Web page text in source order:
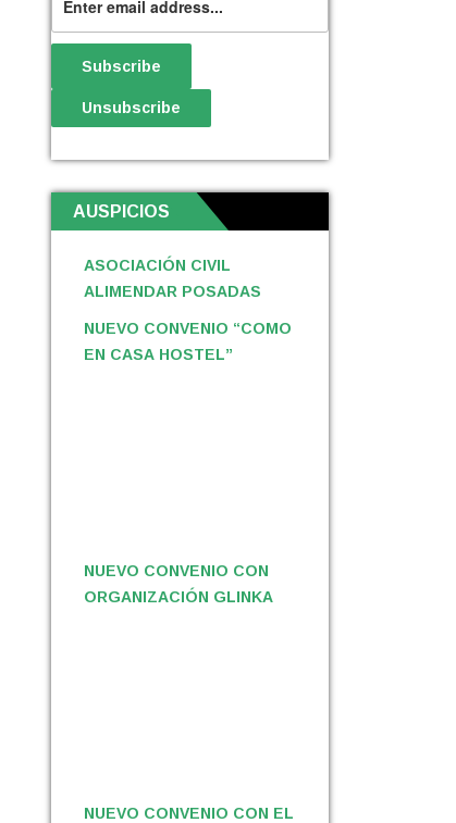
AUSPICIOS
ASOCIACIÓN CIVIL
ALIMENDAR POSADAS
NUEVO CONVENIO “COMO
EN CASA HOSTEL”
NUEVO CONVENIO CON
ORGANIZACIÓN GLINKA
NUEVO CONVENIO CON EL